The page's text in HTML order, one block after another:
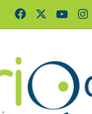
Facebook